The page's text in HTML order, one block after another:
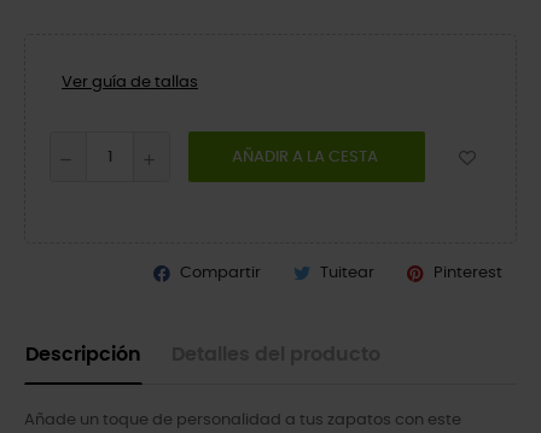
Ver guía de tallas
AÑADIR A LA CESTA
Compartir Tuitear Pinterest
Descripción
Añade un toque de personalidad a tus zapatos con este